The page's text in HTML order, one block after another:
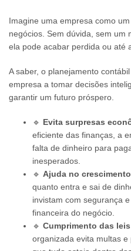
Imagine uma empresa como
negócios. Sem dúvida, sem um
ela pode acabar perdida ou até
A saber, o planejamento
empresa a tomar decisões
garantir um futuro próspero.
🔹 Evita surpresas
eficiente das finanças, a
falta de dinheiro para
inesperados.
🔹 Ajuda no
quanto entra e sai de
invistam com segurança
financeira do negócio.
🔹 Cumprimento das leis
organizada evita multas